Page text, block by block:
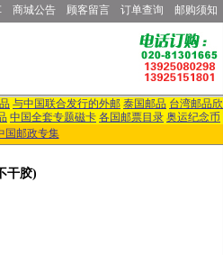
商城公告 顾客留言 订单查询 邮购须知
与中国联合发行的外邮 泰国邮品 台湾邮品欣
中国全套专题磁卡 各国邮票目录 奥运纪念币
国邮政专集
干胶)